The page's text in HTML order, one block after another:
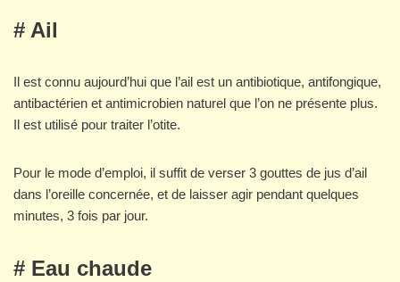
# Ail
Il est connu aujourd’hui que l’ail est un antibiotique, antifongique,
antibactérien et antimicrobien naturel que l’on ne présente plus.
Il est utilisé pour traiter l’otite.
Pour le mode d’emploi, il suffit de verser 3 gouttes de jus d’ail
dans l’oreille concernée, et de laisser agir pendant quelques
minutes, 3 fois par jour.
# Eau chaude